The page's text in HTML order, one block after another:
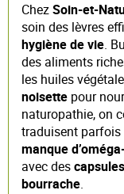
ChezSoin-et-
soin des lèvres
hygiène de vie.
des aliments
les huiles
noisette pour
naturopathie, on
traduisent parfois
manque
avec des
bourrache.